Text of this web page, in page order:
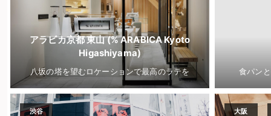
アラビカ京都 東山 (% ARABICA Kyoto
Higashiyama)
八坂の塔を望むロケーションで最高のラテを 食パン
渋谷 大阪